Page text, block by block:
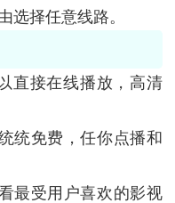
选择任意线路。
直接在线播放，高清
统免费，任你点播和
最受用户喜欢的影视